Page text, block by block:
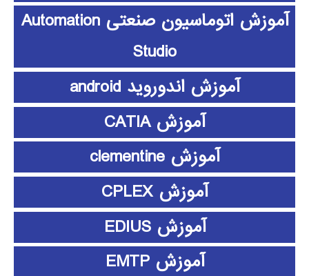
آموزش اتوماسیون صنعتی Automation
Studio
آموزش اندوروید android
آموزش CATIA
آموزش clementine
آموزش CPLEX
آموزش EDIUS
آموزش EMTP